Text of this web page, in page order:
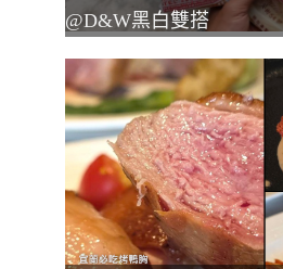
@D&W黑白雙搭